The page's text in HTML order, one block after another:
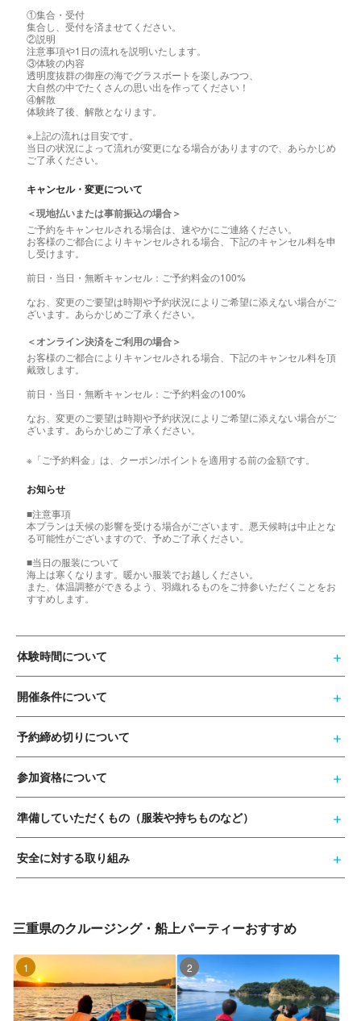
①集合・受付
集合し、受付を済ませてください。
②説明
注意事項や1日の流れを説明いたします。
③体験の内容
透明度抜群の御座の海でグラスボートを楽しみつつ、
大自然の中でたくさんの思い出を作ってください！
④解散
体験終了後、解散となります。
※上記の流れは目安です。
当日の状況によって流れが変更になる場合がありますので、あらかじめ
ご了承ください。
キャンセル・変更について
＜現地払いまたは事前振込の場合＞
ご予約をキャンセルされる場合は、速やかにご連絡ください。
お客様のご都合によりキャンセルされる場合、下記のキャンセル料を申
し受けます。
前日・当日・無断キャンセル：ご予約料金の100%
なお、変更のご要望は時期や予約状況によりご希望に添えない場合がご
ざいます。あらかじめご了承ください。
＜オンライン決済をご利用の場合＞
お客様のご都合によりキャンセルされる場合、下記のキャンセル料を頂
戴致します。
前日・当日・無断キャンセル：ご予約料金の100%
なお、変更のご要望は時期や予約状況によりご希望に添えない場合がご
ざいます。あらかじめご了承ください。
※「ご予約料金」は、クーポン/ポイントを適用する前の金額です。
お知らせ
■注意事項
本プランは天候の影響を受ける場合がございます。悪天候時は中止とな
る可能性がございますので、予めご了承ください。
■当日の服装について
海上は寒くなります。暖かい服装でお越しください。
また、体温調整ができるよう、羽織れるものをご持参いただくことをお
すすめします。
体験時間について
開催条件について
予約締め切りについて
参加資格について
準備していただくもの（服装や持ちものなど）
安全に対する取り組み
三重県のクルージング・船上パーティーおすすめ
1位 2位